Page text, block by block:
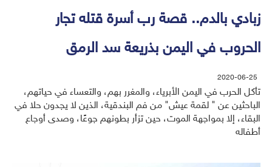
زبادي بالدم.. قصة رب أسرة قتله تجار
الحروب في اليمن بذريعة سد الرمق
2020-06-25
تأكل الحرب في اليمن الأبرياء، والمغرر بهم، والتعساء في حياتهم،
الباحثين عن " لقمة عيش" من فم البندقية، الذين لا يجدون حلا في
البقاء، إلا بمواجهة الموت، حين تزأر بطونهم جوعًا، وصدى أوجاع
أطفاله